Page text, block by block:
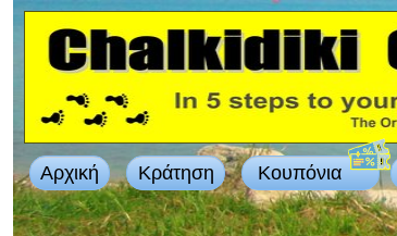
Αρχική Κράτηση Κουπόνια